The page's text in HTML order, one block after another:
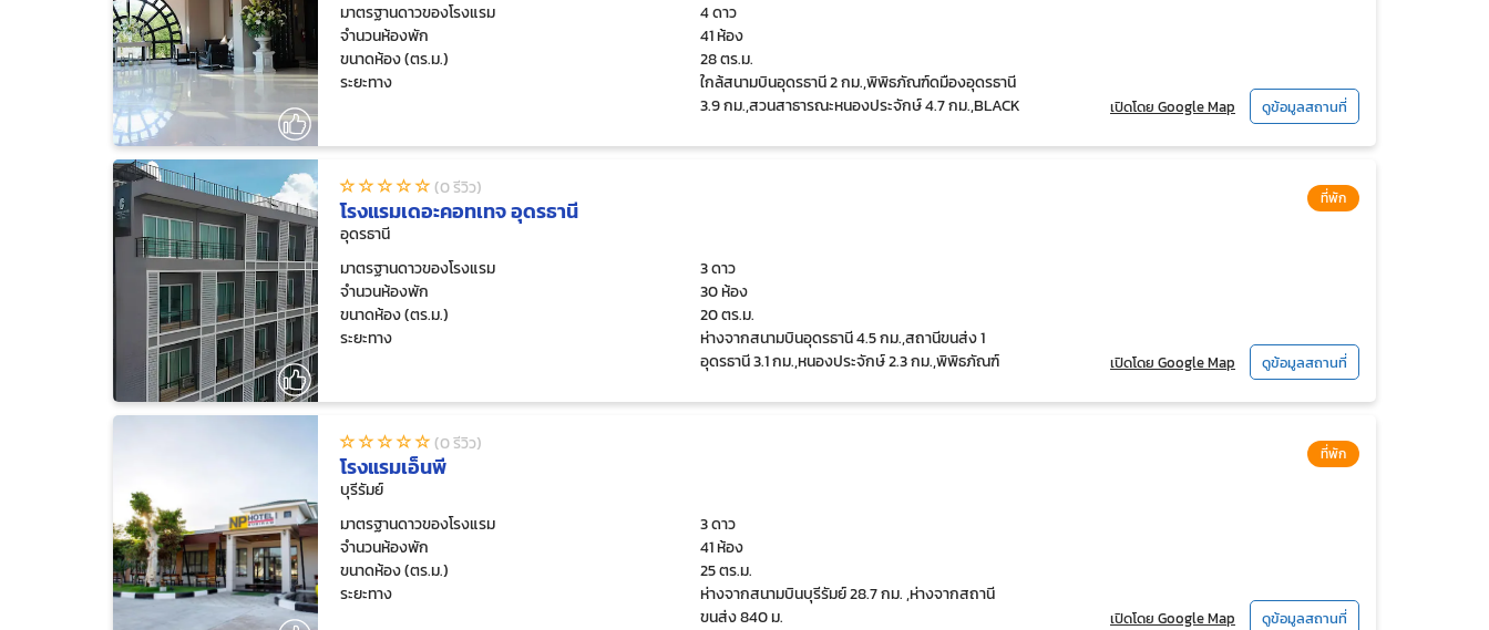
มาตรฐานดาวของโรงแรม
4 ดาว
จำนวนห้องพัก
41 ห้อง
ขนาดห้อง (ตร.ม.)
28 ตร.ม.
ระยะทาง
ใกล้สนามบินอุดรธานี 2 กม.,พิพิธภัณฑ์ดมืองอุดรธานี
3.9 กม.,สวนสาธารณะหนองประจักษ์ 4.7 กม.,BLACK
เปิดโดย Google Map ดูข้อมูลสถานที่
(0 รีวิว)
โรงแรมเดอะคอทเทจ อุดรธานี
อุดรธานี
ที่พัก
มาตรฐานดาวของโรงแรม
3 ดาว
จำนวนห้องพัก
30 ห้อง
ขนาดห้อง (ตร.ม.)
20 ตร.ม.
ระยะทาง
ห่างจากสนามบินอุดรธานี 4.5 กม.,สถานีขนส่ง 1
อุดรธานี 3.1 กม.,หนองประจักษ์ 2.3 กม.,พิพิธภัณฑ์
เปิดโดย Google Map ดูข้อมูลสถานที่
(0 รีวิว)
โรงแรมเอ็นพี
บุรีรัมย์
ที่พัก
มาตรฐานดาวของโรงแรม
3 ดาว
จำนวนห้องพัก
41 ห้อง
ขนาดห้อง (ตร.ม.)
25 ตร.ม.
ระยะทาง
ห่างจากสนามบินบุรีรัมย์ 28.7 กม. ,ห่างจากสถานี
ขนส่ง 840 ม.
เปิดโดย Google Map ดูข้อมูลสถานที่